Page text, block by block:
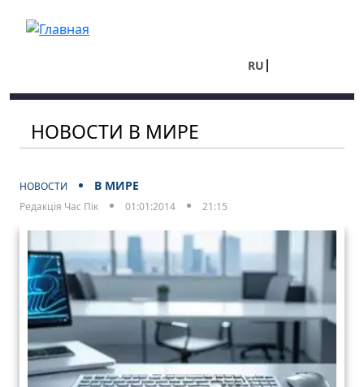
RU
НОВОСТИ В МИРЕ
НОВОСТИ В МИРЕ
Редакція Час Пік 01:01:2014 21:15